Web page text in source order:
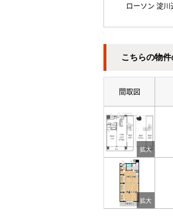
ローソン 淀川
こちらの物
間取図